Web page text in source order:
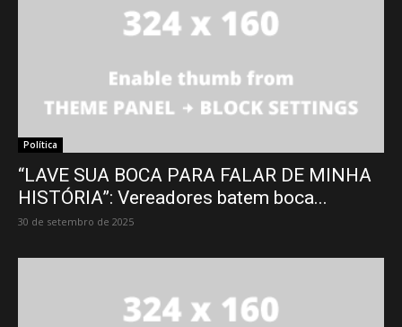
Política
“LAVE SUA BOCA PARA FALAR DE MINHA
HISTÓRIA”: Vereadores batem boca...
30 de setembro de 2025